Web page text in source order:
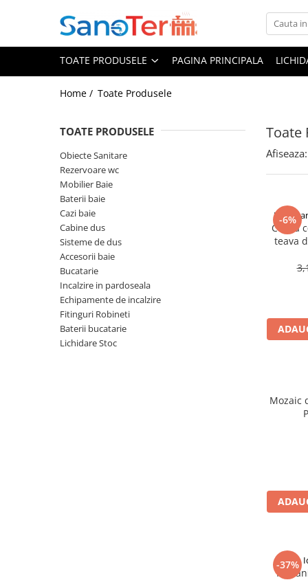
Toate Produsele
Obiecte Sanitare
Lavoare pe blat
Lavoare incastrabile
Lavoare sub blat
Lavoare Colt Duble Speciale
Lavoare stative
Lavoare pe mobilier
Seturi Lavoare
Vase wc suspendate
Vase wc statative
Seturi vase wc monobloc
Accesorii vase wc
TOATE PRODUSELE PAGINA PRINCIPALA
Home / Toate Produsele
Toate
TOATE PRODUSELE
Obiecte Sanitare
Rezervoare wc
Mobilier Baie
Baterii baie
Cazi baie
Cabine dus
Sisteme de dus
Accesorii baie
Bucatarie
Incalzire in pardoseala
Echipamente de incalzire
Fitinguri Robineti
Baterii bucatarie
Lichidare Stoc
Afiseaza:
-6%
Curba
teava
Mozaic
-37%